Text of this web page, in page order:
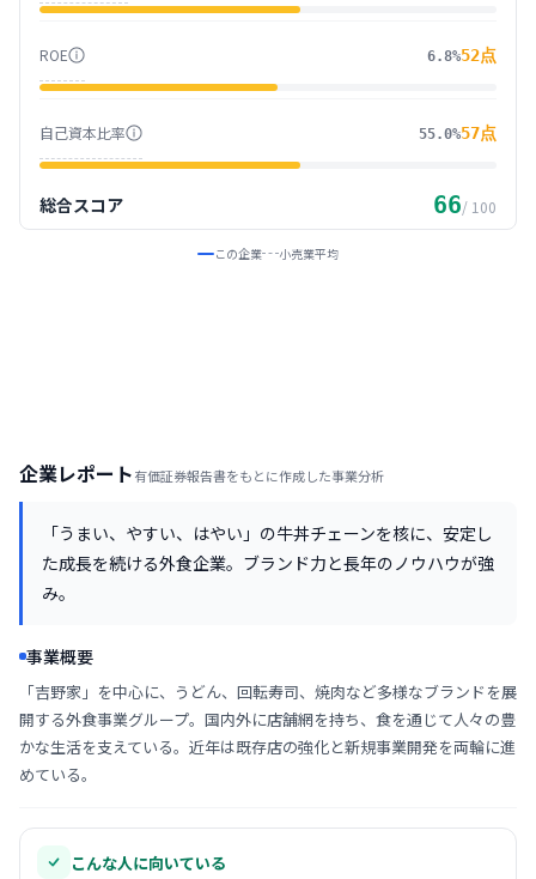
ROE 6.8%52点
自己資本比率 55.0%57点
総合スコア 66/ 100
この企業 小売業平均
企業レポート有価証券報告書をもとに作成した事業分析
「うまい、やすい、はやい」の牛丼チェーンを核に、安定し
た成長を続ける外食企業。ブランド力と長年のノウハウが強
み。
事業概要
「吉野家」を中心に、うどん、回転寿司、焼肉など多様なブランドを展
開する外食事業グループ。国内外に店舗網を持ち、食を通じて人々の豊
かな生活を支えている。近年は既存店の強化と新規事業開発を両輪に進
めている。
こんな人に向いている